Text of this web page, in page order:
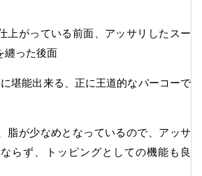
上がっている前面、アッサリしたスー
纏った後面
堪能出来る、正に王道的なパーコーで
脂が少なめとなっているので、アッサ
らず、トッピングとしての機能も良